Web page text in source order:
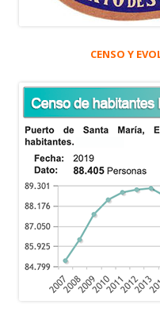
CENSO Y